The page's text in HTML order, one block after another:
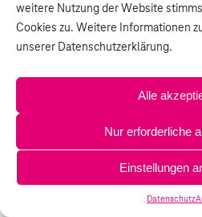
weitere Nutzung der Website
Cookies zu. Weitere Informationen
unserer Datenschutzerklärung.
Alle
Nur erforderliche
Einstellungen
Datenschutz